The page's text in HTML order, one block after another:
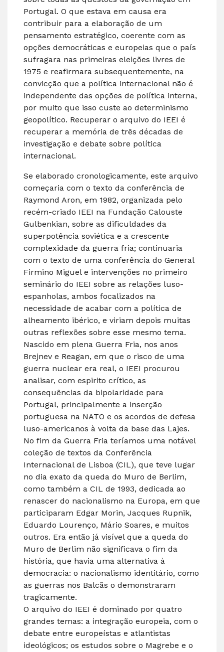
Portugal. O que estava em causa era
contribuir para a elaboração de um
pensamento estratégico, coerente com as
opções democráticas e europeias que o país
sufragara nas primeiras eleições livres de
1975 e reafirmara subsequentemente, na
convicção que a política internacional não é
independente das opções de política interna,
por muito que isso custe ao determinismo
geopolítico. Recuperar o arquivo do IEEI é
recuperar a memória de três décadas de
investigação e debate sobre política
internacional.
Se elaborado cronologicamente, este arquivo
começaria com o texto da conferência de
Raymond Aron, em 1982, organizada pelo
recém-criado IEEI na Fundação Calouste
Gulbenkian, sobre as dificuldades da
superpotência soviética e a crescente
complexidade da guerra fria; continuaria
com o texto de uma conferência do General
Firmino Miguel e intervenções no primeiro
seminário do IEEI sobre as relações luso-
espanholas, ambos focalizados na
necessidade de acabar com a política de
alheamento ibérico, e viriam depois muitas
outras reflexões sobre esse mesmo tema.
Nascido em plena Guerra Fria, nos anos
Brejnev e Reagan, em que o risco de uma
guerra nuclear era real, o IEEI procurou
analisar, com espirito crítico, as
consequências da bipolaridade para
Portugal, principalmente a inserção
portuguesa na NATO e os acordos de defesa
luso-americanos à volta da base das Lajes.
No fim da Guerra Fria teríamos uma notável
coleção de textos da Conferência
Internacional de Lisboa (CIL), que teve lugar
no dia exato da queda do Muro de Berlim,
como também a CIL de 1993, dedicada ao
renascer do nacionalismo na Europa, em que
participaram Edgar Morin, Jacques Rupnik,
Eduardo Lourenço, Mário Soares, e muitos
outros. Era então já visível que a queda do
Muro de Berlim não significava o fim da
história, que havia uma alternativa à
democracia: o nacionalismo identitário, como
as guerras nos Balcãs o demonstraram
tragicamente.
O arquivo do IEEI é dominado por quatro
grandes temas: a integração europeia, com o
debate entre europeístas e atlantistas
ideológicos; os estudos sobre o Magrebe e o